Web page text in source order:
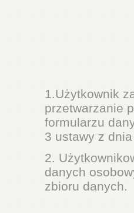
1.Użytkownik
przetwarzanie
formularzu
3 ustawy z
2.
danych
zbioru danych.